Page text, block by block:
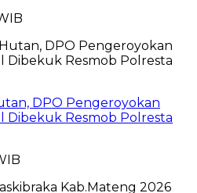
DPO Pengeroyokan
Dibekuk Resmob Polresta